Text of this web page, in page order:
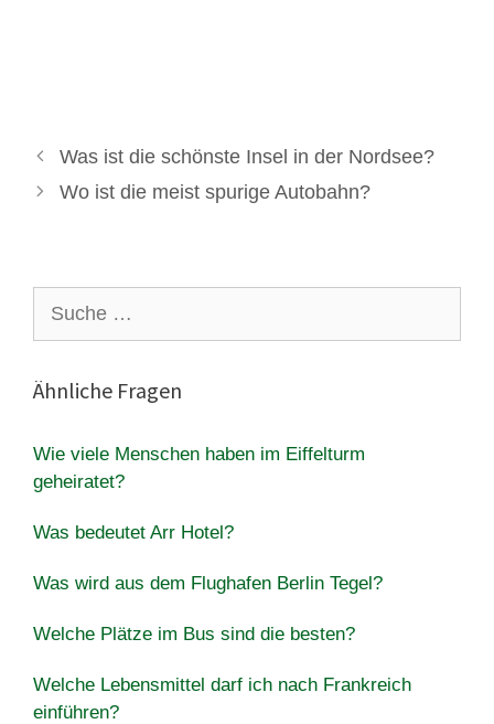
Was ist die schönste Insel in der Nordsee?
Wo ist die meist spurige Autobahn?
nach:
Ähnliche Fragen
Wie viele Menschen haben im Eiffelturm
geheiratet?
Was bedeutet Arr Hotel?
Was wird aus dem Flughafen Berlin Tegel?
Welche Plätze im Bus sind die besten?
Welche Lebensmittel darf ich nach Frankreich
einführen?